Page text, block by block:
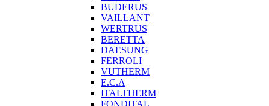
BUDERUS
VAILLANT
WERTRUS
BERETTA
DAESUNG
FERROLI
VUTHERM
E.C.A
ITALTHERM
FONDITAL